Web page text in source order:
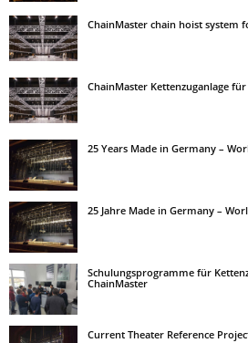
ChainMaster chain hoist system
ChainMaster Kettenzuganlage
25 Years Made in Germany –
25 Jahre Made in Germany –
Schulungsprogramme für
ChainMaster
Current Theater Reference